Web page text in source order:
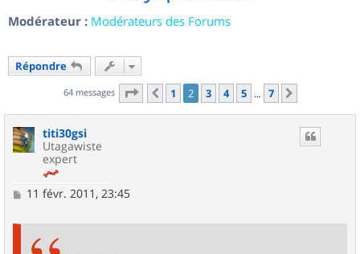
Modérateur : Modérateurs des Forums
Répondre
64 messages Page 2sur7
Précédent
1 2 3 4 5 … 7
titi30gsi
Utagawiste
expert
M11 févr. 2011, 23:45